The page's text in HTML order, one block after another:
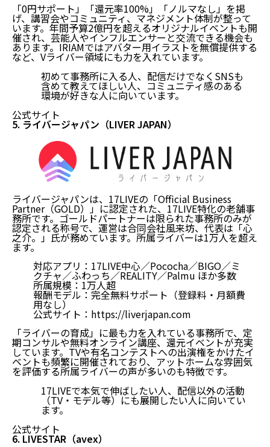
「0円サポート」「還元率100%」「ノルマなし」を掲
げ、講習会やコミュニティ、マネジメント体制が整って
います。年間予算2億円を超えるオリジナルイベントも開
催され、芸能人やインフルエンサーと交流できる機会も
あります。IRIAMではアバター用イラストを無償提供する
など、Vライバー領域にも力を入れています。
初めて事務所に入る人、配信だけでなくSNSも
含めて教えてほしい人、コミュニティ感のある
環境が好きな人に向いています。
公式サイト
5. ライバージャパン（LIVER JAPAN）
ライバージャパンは、17LIVEの「Official Business
Partner（GOLD）」に認定された、17LIVE特化の老舗事
務所です。ゴールドパートナーは限られた事務所のみが
認定される称号で、運営は合同会社風来坊、代表は「心
之介。」氏が務めています。所属ライバーは1万人を超え
ます。
対応アプリ：17LIVE中心／Pococha／BIGO／ミ
クチャ／ふわっち／REALITY／Palmu ほか多数
所属規模：1万人超
報酬モデル：完全無料サポート（登録料・月額費
用なし）
公式サイト： https://liverjapan.com
「ライバーの育成」に最も力を入れている事務所で、定
期コンサルや無料オンライン講座、還元イベントが充実
しています。TVや有名コンテストへの出演権をかけたイ
ベントも頻繁に開催されており、 アットホームな雰囲気
を評価する所属ライバーの声が多いのも特徴です。
17LIVEで本気で伸ばしたい人、配信以外の活動
（TV・モデル等）にも展開したい人に向いてい
ます。
公式サイト
6. LIVESTAR（avex）